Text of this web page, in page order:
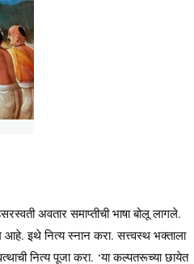
अवतार समाप्तीची भाषा बोलू लागले.
इथे नित्य स्नान करा. सत्त्वस्थ भक्ताला
नित्य पूजा करा. ‘या कल्पतरूच्या छायेत